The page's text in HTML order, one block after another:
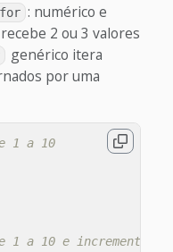
for : numérico e
2 ou 3 valores
genérico itera
por uma
1 a 10
1 a 10 e incrementa